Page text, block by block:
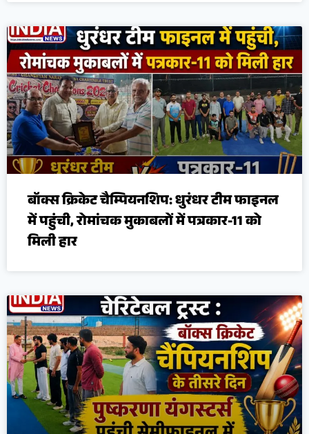
बॉक्स क्रिकेट चैम्पियनशिप: धुरंधर टीम फाइनल
में पहुंची, रोमांचक मुकाबलों में पत्रकार-11 को
मिली हार